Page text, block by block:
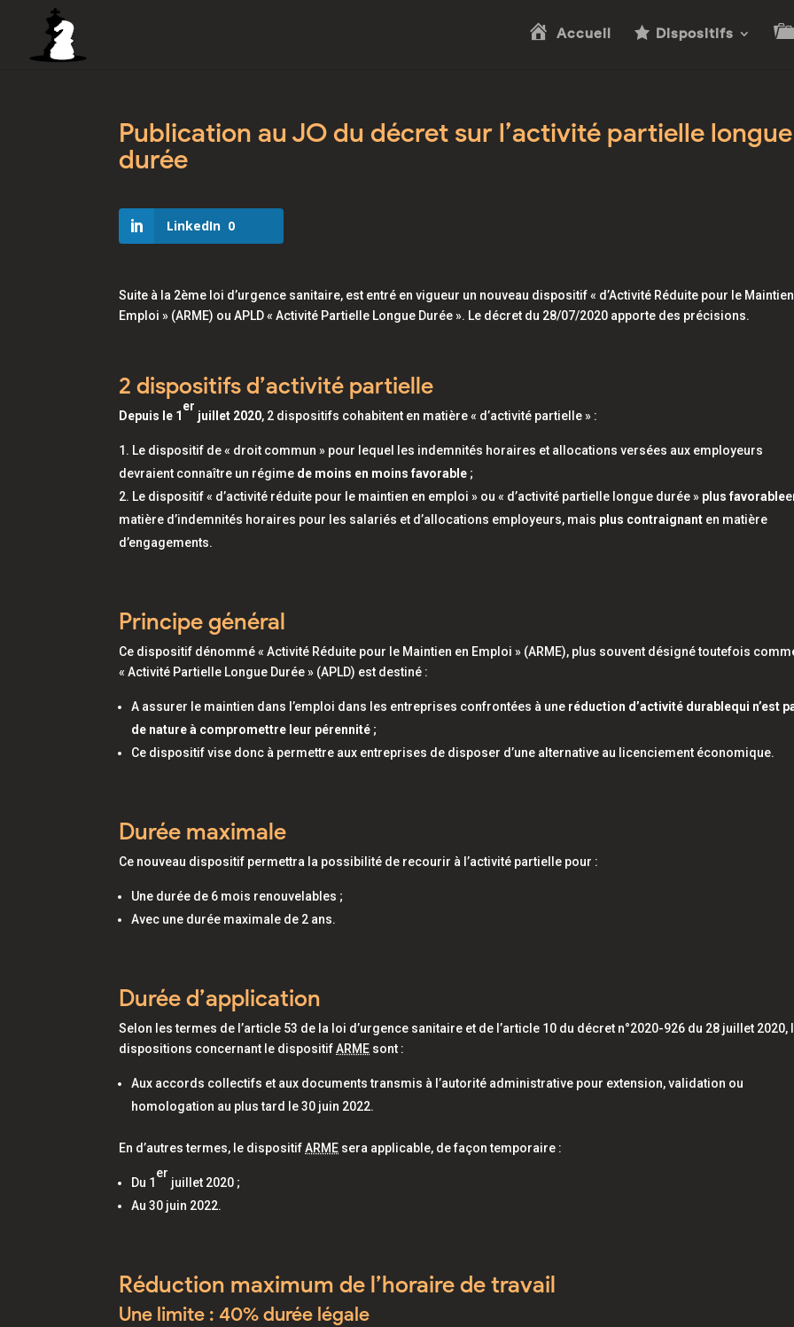
Accueil Dispositifs
Publication au JO du décret sur l’activité partielle longue
durée
LinkedIn 0
Suite à la 2ème loi d’urgence sanitaire, est entré en vigueur un nouveau dispositif « d’Activité Réduite pour le
Emploi » (ARME) ou APLD « Activité Partielle Longue Durée ». Le décret du 28/07/2020 apporte des précisions.
2 dispositifs d’activité partielle
Depuis le 1
er
juillet 2020, 2 dispositifs cohabitent en matière « d’activité partielle » :
Le dispositif de « droit commun » pour lequel les indemnités horaires et allocations versées aux employeurs
devraient connaître un régime de moins en moins favorable ;
Le dispositif « d’activité réduite pour le maintien en emploi » ou « d’activité partielle longue durée » plus favorable
matière d’indemnités horaires pour les salariés et d’allocations employeurs, mais plus contraignant en matière
d’engagements.
Principe général
Ce dispositif dénommé « Activité Réduite pour le Maintien en Emploi » (ARME), plus souvent désigné toutefois
« Activité Partielle Longue Durée » (APLD) est destiné :
A assurer le maintien dans l’emploi dans les entreprises confrontées à une réduction d’activité durablequi n’est
de nature à compromettre leur pérennité ;
Ce dispositif vise donc à permettre aux entreprises de disposer d’une alternative au licenciement économique.
Durée maximale
Ce nouveau dispositif permettra la possibilité de recourir à l’activité partielle pour :
Une durée de 6 mois renouvelables ;
Avec une durée maximale de 2 ans.
Durée d’application
Selon les termes de l’article 53 de la loi d’urgence sanitaire et de l’article 10 du décret n°2020-926 du 28 juillet 2020,
dispositions concernant le dispositifARME sont :
Aux accords collectifs et aux documents transmis à l’autorité administrative pour extension, validation ou
homologation au plus tard le 30 juin 2022.
En d’autres termes, le dispositifARME sera applicable, de façon temporaire :
Du 1
er
juillet 2020 ;
Au 30 juin 2022.
Réduction maximum de l’horaire de travail
Une limite : 40% durée légale